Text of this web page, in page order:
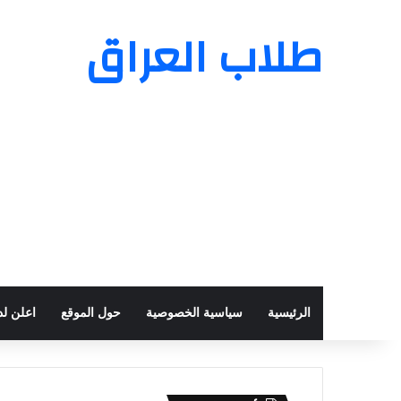
طلاب العراق
الرئيسية سياسية الخصوصية حول الموقع اعلن